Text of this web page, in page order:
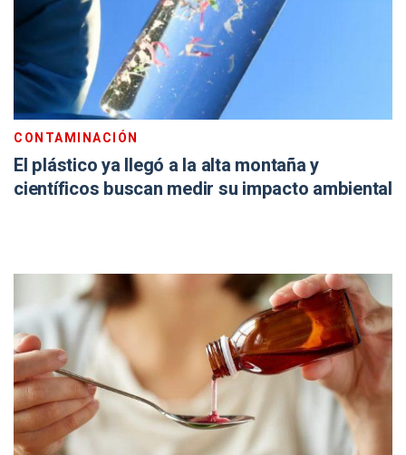
CONTAMINACIÓN
El plástico ya llegó a la alta montaña y
científicos buscan medir su impacto ambiental